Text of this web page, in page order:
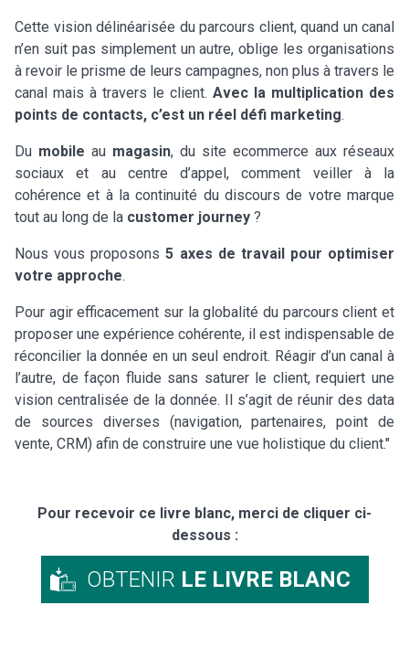
Cette vision délinéarisée du parcours client, quand un canal
n’en suit pas simplement un autre, oblige les organisations
à revoir le prisme de leurs campagnes, non plus à travers le
canal mais à travers le client. Avec la multiplication des
points de contacts, c’est un réel défi marketing.
Du mobile au magasin, du site ecommerce aux réseaux
sociaux et au centre d’appel, comment veiller à la
cohérence et à la continuité du discours de votre marque
tout au long de la customer journey ?
Nous vous proposons5 axes de travail pour optimiser
votre approche.
Pour agir efficacement sur la globalité du parcours client et
proposer une expérience cohérente, il est indispensable de
réconcilier la donnée en un seul endroit. Réagir d’un canal à
l’autre, de façon fluide sans saturer le client, requiert une
vision centralisée de la donnée. Il s’agit de réunir des data
de sources diverses (navigation, partenaires, point de
vente, CRM) afin de construire une vue holistique du client."
Pour recevoir ce livre blanc, merci de cliquer ci-
dessous :
OBTENIR LE LIVRE BLANC